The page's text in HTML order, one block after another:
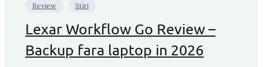
Review Stiri
Lexar Workflow Go Review –
Backup fara laptop in 2026